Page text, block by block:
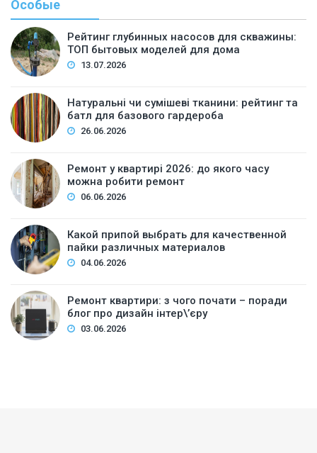
Особые
Рейтинг глубинных насосов для скважины:
ТОП бытовых моделей для дома
13.07.2026
Натуральні чи сумішеві тканини: рейтинг та
батл для базового гардероба
26.06.2026
Ремонт у квартирі 2026: до якого часу
можна робити ремонт
06.06.2026
Какой припой выбрать для качественной
пайки различных материалов
04.06.2026
Ремонт квартири: з чого почати – поради
блог про дизайн інтер\’єру
03.06.2026